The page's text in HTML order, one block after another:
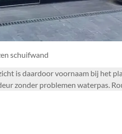
schuifwand
is daardoor voornaam bij het
zonder problemen waterpas.